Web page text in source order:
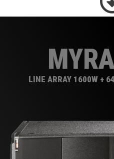
LINE ARRAY 1600W +